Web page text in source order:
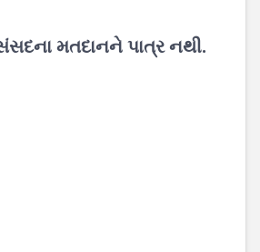
મતદાનને પાત્ર નથી.